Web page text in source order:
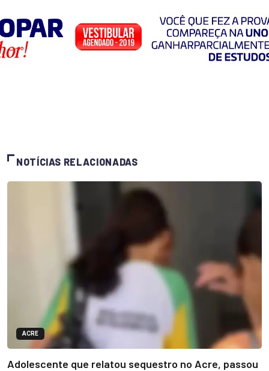
NOTÍCIAS RELACIONADAS
ACRE
Adolescente que relatou sequestro no Acre, passou